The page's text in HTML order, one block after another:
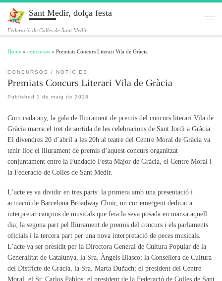
Skip to content
Sant Medir, dolça festa
Federació de Colles de Sant Medir
Home » concursos » Premiats Concurs Literari Vila de Gràcia
CONCURSOS NOTÍCIES
Premiats Concurs Literari Vila de Gràcia
Published 1 de maig de 2018
Com cada any, la gala de lliurament de premis del concurs literari Vila de
Gràcia marca el tret de sortida de les celebracions de Sant Jordi a Gràcia.
El divendres 20 d’abril a les 20h al teatre del Centre Moral de Gràcia va
tenir lloc el lliurament de premis d’aquest concurs organitzat
conjuntament entre la Fundació Festa Major de Gràcia, el Centre Moral i
la Federació de Colles de Sant Medir.
L’acte es va dividir en tres parts: la primera amb una presentació i
actuació de Barcelona Broadway Choir, un cor emergent dedicat a
interpretar cançons de musicals que feia la seva posada en marxa aquell
dia; la segona part pel lliurament de premis del concurs i els parlaments
oficials i la tercera part per una nova interpretació de peces musicals.
L’acte va ser presidit per la Directora General de Cultura Popular de la
Generalitat de Catalunya, la Sra. Àngels Blasco; la Consellera de Cultura
del Districte de Gràcia, la Sra. Marta Duñach; el president del Centre
Moral, el Sr. Carlos Pablos; el president de la Federació de Colles de Sant